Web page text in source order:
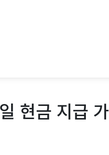
현금 지급 가